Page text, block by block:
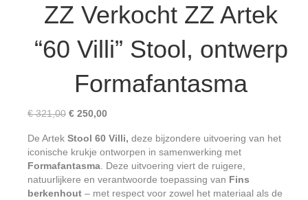
ZZ Verkocht ZZ Artek
“60 Villi” Stool, ontwerp
Formafantasma
€321,00 Oorspronkelijke
was:
€ 321,00.
€ 250,00Huidige
is:
€ 250,00.
De ArtekStool 60 Villi,deze bijzondere uitvoering van het
iconische krukje ontworpen in samenwerking met
Formafantasma. Deze uitvoering viert de ruigere,
natuurlijkere en verantwoorde toepassing van Fins
berkenhout – met respect voor zowel het materiaal als de